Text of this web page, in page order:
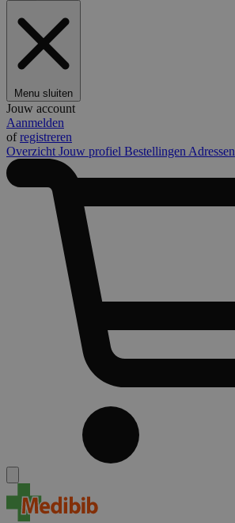
Menu sluiten
Jouw account
Aanmelden
ofregistreren
Overzicht Jouw profiel Bestellingen Adressen